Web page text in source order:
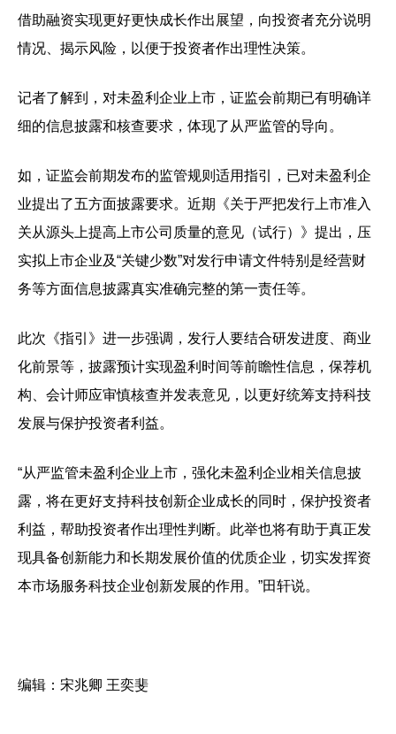
借助融资实现更好更快成长作出展望，向投资者充分说明
情况、揭示风险，以便于投资者作出理性决策。
记者了解到，对未盈利企业上市，证监会前期已有明确详
细的信息披露和核查要求，体现了从严监管的导向。
如，证监会前期发布的监管规则适用指引，已对未盈利企
业提出了五方面披露要求。近期《关于严把发行上市准入
关从源头上提高上市公司质量的意见（试行）》提出，压
实拟上市企业及“关键少数”对发行申请文件特别是经营财
务等方面信息披露真实准确完整的第一责任等。
此次《指引》进一步强调，发行人要结合研发进度、商业
化前景等，披露预计实现盈利时间等前瞻性信息，保荐机
构、会计师应审慎核查并发表意见，以更好统筹支持科技
发展与保护投资者利益。
“从严监管未盈利企业上市，强化未盈利企业相关信息披
露，将在更好支持科技创新企业成长的同时，保护投资者
利益，帮助投资者作出理性判断。此举也将有助于真正发
现具备创新能力和长期发展价值的优质企业，切实发挥资
本市场服务科技企业创新发展的作用。”田轩说。
编辑：宋兆卿 王奕斐